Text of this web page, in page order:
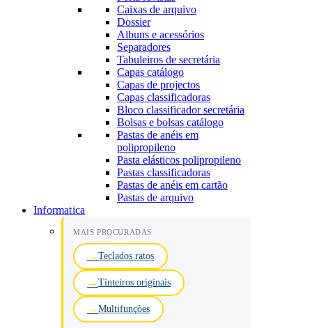
Caixas de arquivo
Dossier
Albuns e acessórios
Separadores
Tabuleiros de secretária
Capas catálogo
Capas de projectos
Capas classificadoras
Bloco classificador secretária
Bolsas e bolsas catálogo
Pastas de anéis em
polipropileno
Pasta elásticos polipropileno
Pastas classificadoras
Pastas de anéis em cartão
Pastas de arquivo
Informatica
MAIS PROCURADAS
Teclados ratos
Tinteiros originais
Multifunções